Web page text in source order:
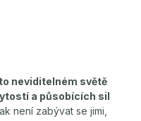
neviditelném světě
a působících sil
není zabývat se jimi,